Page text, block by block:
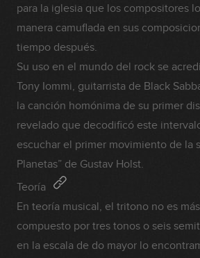
para la iglesia que los compositores
manera camuflada en sus
tiempo después.
Su uso en el mundo del rock se
Tony Iommi, guitarrista de Black
la canción homónima de su primer
revelado que decodificó este
escuchar el primer movimiento de la
Planetas” de Gustav Holst.
Teoría
En teoría musical, el tritono no es
compuesto por tres tonos o seis
en la escala de do mayor lo